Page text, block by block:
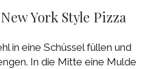
York Style Pizza
in eine Schüssel füllen und
In die Mitte eine Mulde